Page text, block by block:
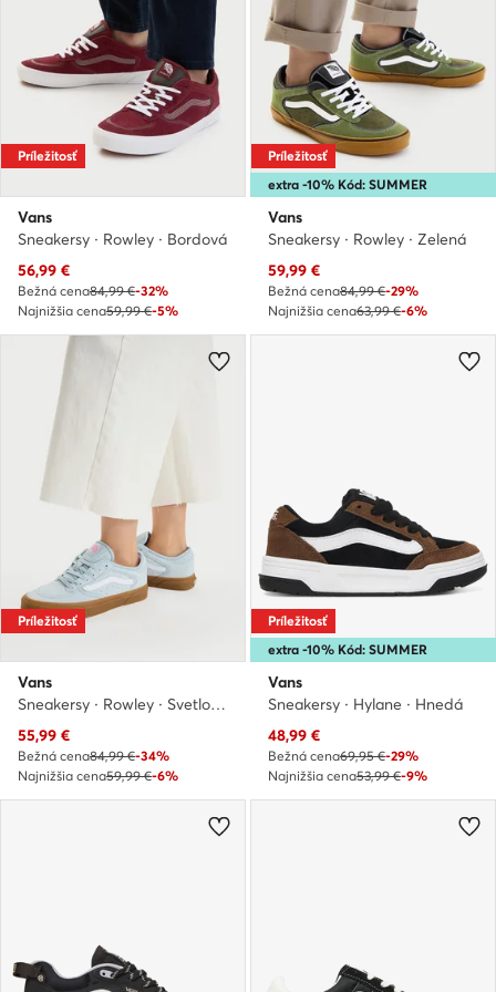
Príležitosť
Vans
Sneakersy · Rowley · Bordová
Aktuálna cena
56,99 €
Bežná cena84,99 €-32%
Najnižšia cena59,99 €-5%
extra -10% Kód: SUMMER
Príležitosť
Vans
Sneakersy · Rowley · Zelená
Aktuálna cena
59,99 €
Bežná cena84,99 €-29%
Najnižšia cena63,99 €-6%
Príležitosť
Vans
Sneakersy · Rowley · Svetlo modrá
Aktuálna cena
55,99 €
Bežná cena84,99 €-34%
Najnižšia cena59,99 €-6%
extra -10% Kód: SUMMER
Príležitosť
Vans
Sneakersy · Hylane · Hnedá
Aktuálna cena
48,99 €
Bežná cena69,95 €-29%
Najnižšia cena53,99 €-9%